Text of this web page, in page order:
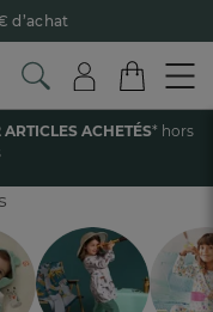
d’achat
!
avec Alma
recevez 15€ !
Je
achetés !
ACHETÉS* hors
bain
ENFANT